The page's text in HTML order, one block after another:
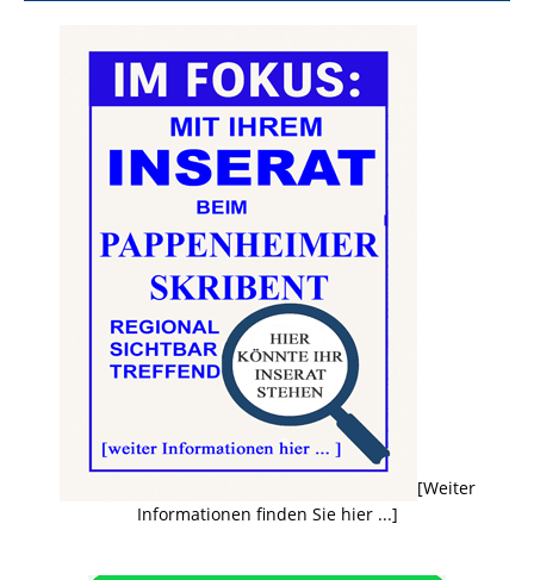
[Weiter
Informationen finden Sie hier ...]